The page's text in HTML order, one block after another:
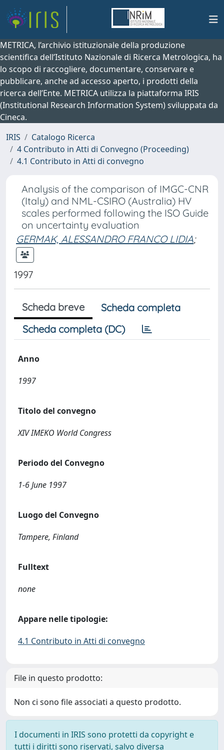
METRICA, l’archivio istituzionale della produzione
scientifica dell’Istituto Nazionale di Ricerca Metrologica, ha
lo scopo di raccogliere, documentare, conservare e
pubblicare, anche ad accesso aperto, i prodotti della
ricerca dell’Ente. METRICA utilizza la piattaforma IRIS
(Institutional Research Information System) sviluppata da
Cineca.
IRIS
Catalogo Ricerca
4 Contributo in Atti di Convegno (Proceeding)
4.1 Contributo in Atti di convegno
Analysis of the comparison of IMGC-CNR
(Italy) and NML-CSIRO (Australia) HV
scales performed following the ISO Guide
on uncertainty evaluation
GERMAK, ALESSANDRO FRANCO LIDIA;
1997
Scheda breve
Scheda completa
Scheda completa (DC)
Anno
1997
Titolo del convegno
XIV IMEKO World Congress
Periodo del Convegno
1-6 June 1997
Luogo del Convegno
Tampere, Finland
Fulltext
none
Appare nelle tipologie:
4.1 Contributo in Atti di convegno
File in questo prodotto:
Non ci sono file associati a questo prodotto.
I documenti in IRIS sono protetti da copyright e
tutti i diritti sono riservati, salvo diversa